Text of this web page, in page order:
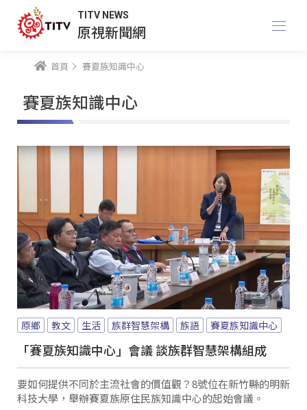
TITV NEWS
原視新聞網
首頁 賽夏族知識中心
賽夏族知識中心
原鄉 教文 生活 族群智慧架構 族語 賽夏族知識中心
「賽夏族知識中心」會議 談族群智慧架構組成
要如何提供不同於主流社會的價值觀？8號位在新竹縣的明新
科技大學，舉辦賽夏族原住民族知識中心的起始會議。